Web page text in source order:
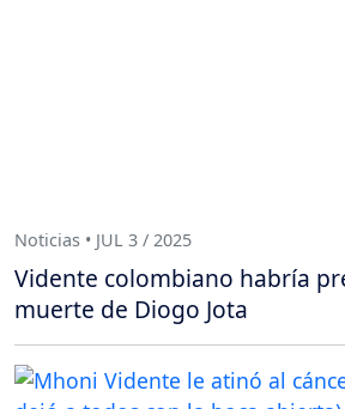
Noticias • JUL 3 / 2025
Vidente colombiano habría
muerte de Diogo Jota